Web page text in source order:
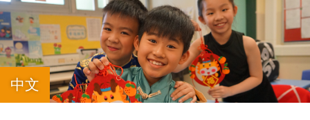
Icon
Button
中文